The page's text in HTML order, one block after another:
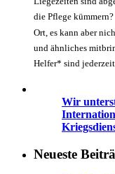
die Pflege
Ort, es kann aber
und ähnliches
Helfer* sind
Wir
Neueste